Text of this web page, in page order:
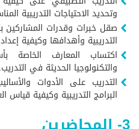
وتحديد الاحتياجات التدريبية
صقل خبرات وقدرات المشاركين
التدريبية وأهدافها وكيفية
اكتساب المعارف الخاصة
والتكنولوجيا الحديثة في التدريب.
التدريب على الأدوات
البرامج التدريبية وكيفية قياس